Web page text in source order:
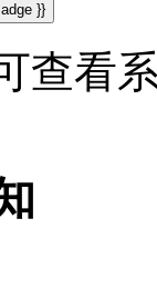
}}
查看